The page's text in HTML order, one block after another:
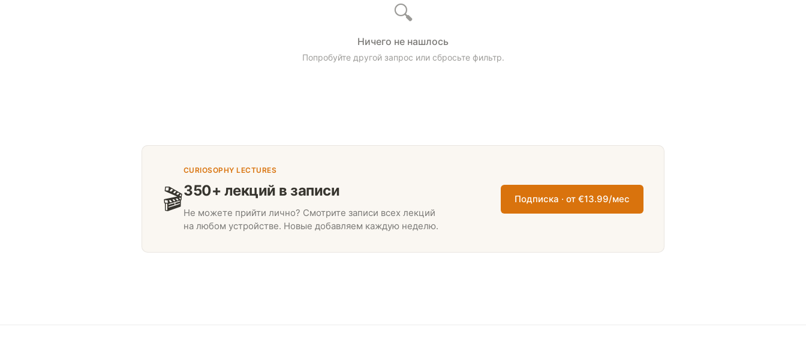
🔍
Ничего не нашлось
Попробуйте другой запрос или сбросьте фильтр.
🎬
CURIOSOPHY LECTURES
350+ лекций в записи
Не можете прийти лично? Смотрите записи всех лекций
на любом устройстве. Новые добавляем каждую неделю.
Подписка · от €13.99/мес